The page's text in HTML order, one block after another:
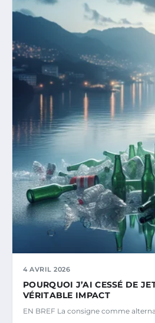
4 AVRIL 2026
POURQUOI J’AI CESSÉ DE
VÉRITABLE IMPACT
EN BREF La consigne comme